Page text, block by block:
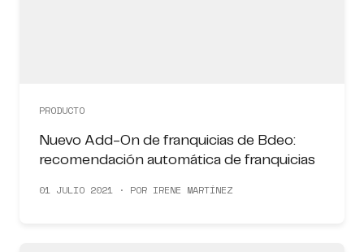
PRODUCTO
Nuevo Add-On de franquicias de Bdeo:
recomendación automática de franquicias
01 JULIO 2021 · POR IRENE MARTÍNEZ